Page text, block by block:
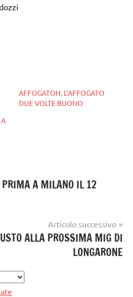
AFFOGATOH, L’AFFOGATO
DUE VOLTE BUONO
A MILANO IL 12
Articolo successivo
ALLA PROSSIMA MIG DI
LONGARONE